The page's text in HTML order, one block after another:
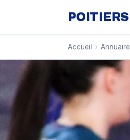
POITIERS
Accueil › Annuaire